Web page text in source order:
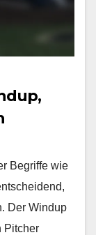
Begriffe wie
Der Windup
Pitcher